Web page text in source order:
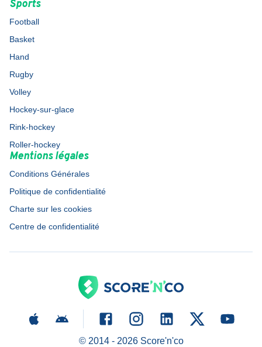
Sports
Football
Basket
Hand
Rugby
Volley
Hockey-sur-glace
Rink-hockey
Roller-hockey
Mentions légales
Conditions Générales
Politique de confidentialité
Charte sur les cookies
Centre de confidentialité
© 2014 - 2026Score'n'co